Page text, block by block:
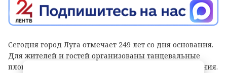
Сегодня город Луга отмечает 249 лет со дня основания.
Для жителей и гостей организованы танцевальные
площадки, выступления духовых оркестров и угощения.